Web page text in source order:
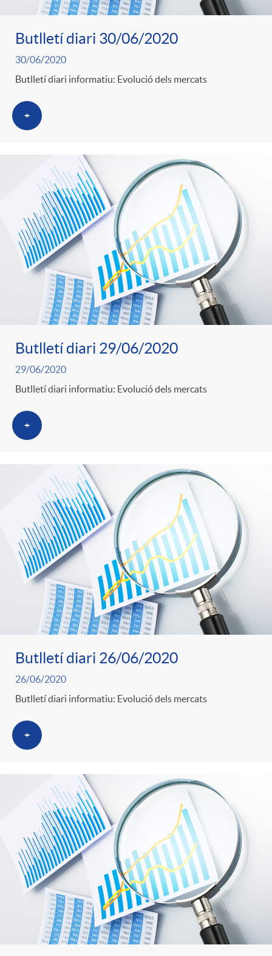
Butlletí diari 30/06/2020
30/06/2020
Butlletí diari informatiu: Evolució dels mercats
+
Butlletí diari 29/06/2020
29/06/2020
Butlletí diari informatiu: Evolució dels mercats
+
Butlletí diari 26/06/2020
26/06/2020
Butlletí diari informatiu: Evolució dels mercats
+